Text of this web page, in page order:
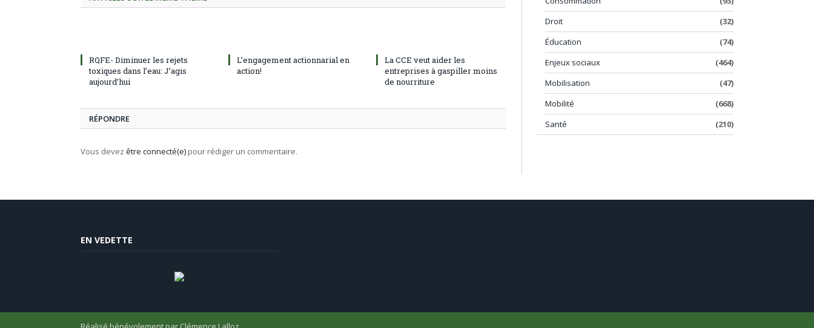
RQFE- Diminuer les rejets
toxiques dans l’eau: J’agis
aujourd’hui
L’engagement actionnarial en
action!
La CCE veut aider les
entreprises à gaspiller moins
de nourriture
RÉPONDRE
Vous devez être connecté(e) pour rédiger un commentaire.
Droit
(32)
Éducation
(74)
Enjeux sociaux
(464)
Mobilisation
(47)
Mobilité
(668)
Santé
(210)
EN VEDETTE